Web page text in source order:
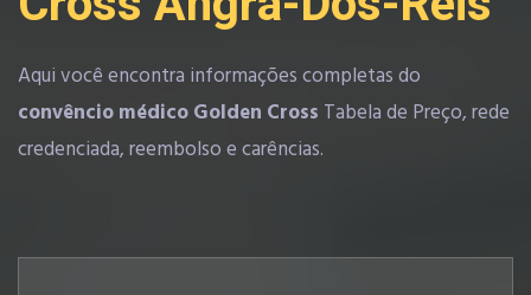
Aqui você encontra informações completas do
convêncio médico Golden Cross Tabela de Preço, rede
credenciada, reembolso e carências.